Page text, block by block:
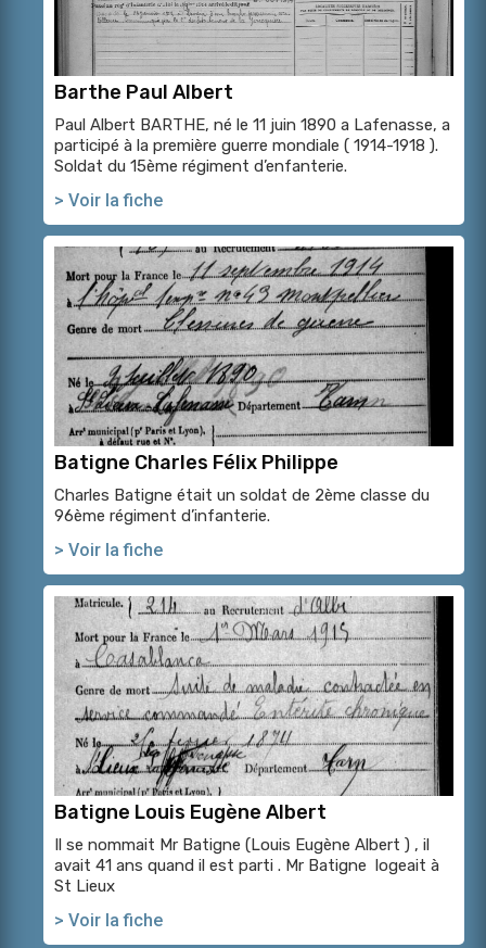
Barthe Paul Albert
Paul Albert BARTHE, né le 11 juin 1890 a Lafenasse, a
participé à la première guerre mondiale ( 1914-1918 ).
Soldat du 15ème régiment d’enfanterie.
> Voir la fiche
Batigne Charles Félix Philippe
Charles Batigne était un soldat de 2ème classe du
96ème régiment d’infanterie.
> Voir la fiche
Batigne Louis Eugène Albert
Il se nommait Mr Batigne (Louis Eugène Albert ) , il
avait 41 ans quand il est parti . Mr Batigne logeait à
St Lieux
> Voir la fiche